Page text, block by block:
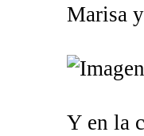
Marisa
Y en la